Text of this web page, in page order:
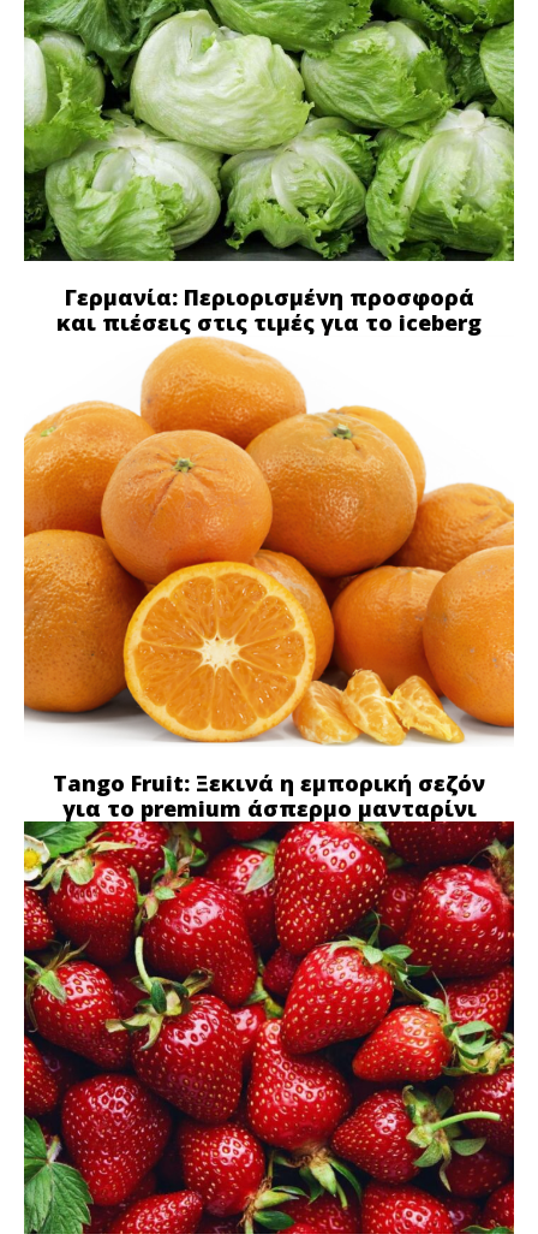
Γερμανία: Περιορισμένη προσφορά
και πιέσεις στις τιμές για το iceberg
Tango Fruit: Ξεκινά η εμπορική σεζόν
για το premium άσπερμο μανταρίνι